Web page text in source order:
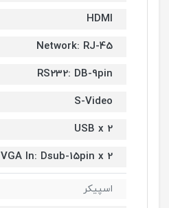
HDMI
Network: RJ-45
RS232: DB-9pin
S-Video
USB x 2
VGA In: Dsub-15pin x 2
اسپیکر